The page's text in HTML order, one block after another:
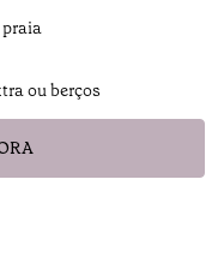
praia
ou berços